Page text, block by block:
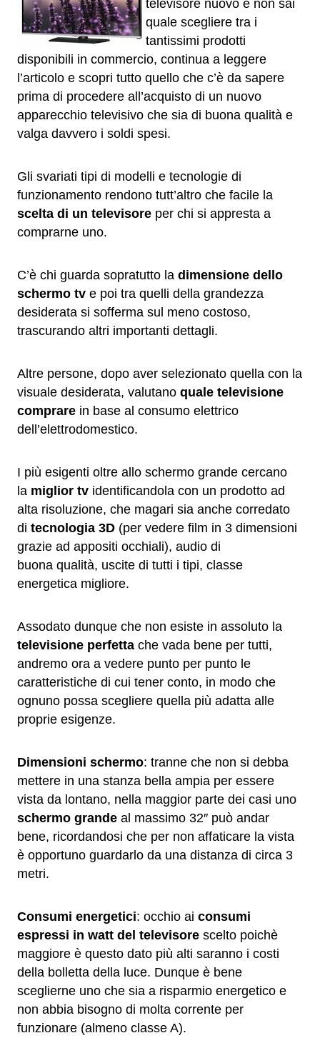
televisore nuovo e non sai
quale scegliere tra i
tantissimi prodotti
disponibili in commercio, continua a leggere
l’articolo e scopri tutto quello che c’è da sapere
prima di procedere all’acquisto di un nuovo
apparecchio televisivo che sia di buona qualità e
valga davvero i soldi spesi.
Gli svariati tipi di modelli e tecnologie di
funzionamento rendono tutt’altro che facile la
scelta di un televisore per chi si appresta a
comprarne uno.
C’è chi guarda sopratutto la dimensione dello
schermo tv e poi tra quelli della grandezza
desiderata si sofferma sul meno costoso,
trascurando altri importanti dettagli.
Altre persone, dopo aver selezionato quella con la
visuale desiderata, valutano quale televisione
comprare in base al consumo elettrico
dell’elettrodomestico.
I più esigenti oltre allo schermo grande cercano
la miglior tv identificandola con un prodotto ad
alta risoluzione, che magari sia anche corredato
di tecnologia 3D (per vedere film in 3 dimensioni
grazie ad appositi occhiali), audio di
buona qualità, uscite di tutti i tipi, classe
energetica migliore.
Assodato dunque che non esiste in assoluto la
televisione perfetta che vada bene per tutti,
andremo ora a vedere punto per punto le
caratteristiche di cui tener conto, in modo che
ognuno possa scegliere quella più adatta alle
proprie esigenze.
Dimensioni schermo: tranne che non si debba
mettere in una stanza bella ampia per essere
vista da lontano, nella maggior parte dei casi uno
schermo grande al massimo 32″ può andar
bene, ricordandosi che per non affaticare la vista
è opportuno guardarlo da una distanza di circa 3
metri.
Consumi energetici: occhio ai consumi
espressi in watt del televisore scelto poichè
maggiore è questo dato più alti saranno i costi
della bolletta della luce. Dunque è bene
sceglierne uno che sia a risparmio energetico e
non abbia bisogno di molta corrente per
funzionare (almeno classe A).